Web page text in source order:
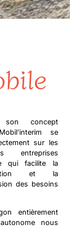
concept
se
sur les
entreprises
qui facilite la
et la
des besoins
entièrement
nous